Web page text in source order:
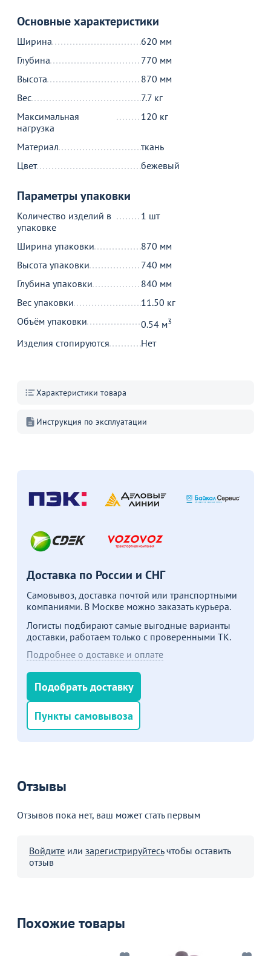
Основные характеристики
Ширина
620 мм
Глубина
770 мм
Высота
870 мм
Вес
7.7 кг
Максимальная
нагрузка
120 кг
Материал
ткань
Цвет
бежевый
Параметры упаковки
Количество изделий в
упаковке
1 шт
Ширина упаковки
870 мм
Высота упаковки
740 мм
Глубина упаковки
840 мм
Вес упаковки
11.50 кг
Объём упаковки
0.54 м3
Изделия стопируются Нет
Характеристики товара
Инструкция по эксплуатации
Доставка по России и СНГ
Самовывоз, доставка почтой или транспортными
компаниями. В Москве можно заказать курьера.
Логисты подбирают самые выгодные варианты
доставки, работаем только с проверенными ТК.
Подробнее о доставке и оплате
Подобрать доставку
Пункты самовывоза
Отзывы
Отзывов пока нет, ваш может стать первым
Войдите или зарегистрируйтесьчтобы оставить
отзыв
Похожие товары
В корзине
С этим товаром покупают
Новинка
15 590
Поворотный стул Каир,
шенилл бежевый
5
В корзину
10 790
Акции для вас
Пожизненная
Больше не показывать это окно